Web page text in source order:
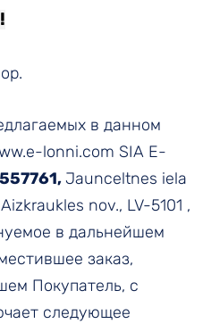
в данном
lonni.com SIA E-
Jaunceltnes iela
nov., LV-5101 ,
в дальнейшем
заказ,
Покупатель, с
следующее